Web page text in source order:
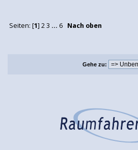
Seiten: [1] 2 3 ... 6 Nach oben
Gehe zu: